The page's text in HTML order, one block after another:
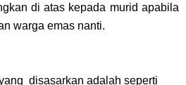
di atas kepada murid apabila
warga emas nanti.
disasarkan adalah seperti